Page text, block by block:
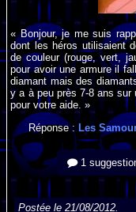
« Bonjour, je me suis
dont les héros utilisaient
de couleur (rouge, vert,
pour avoir une armure il
diamant mais des
y a à peu près 7-8 ans sur
pour votre aide. »
Réponse : Les
1
Postée le 21/08/2012.